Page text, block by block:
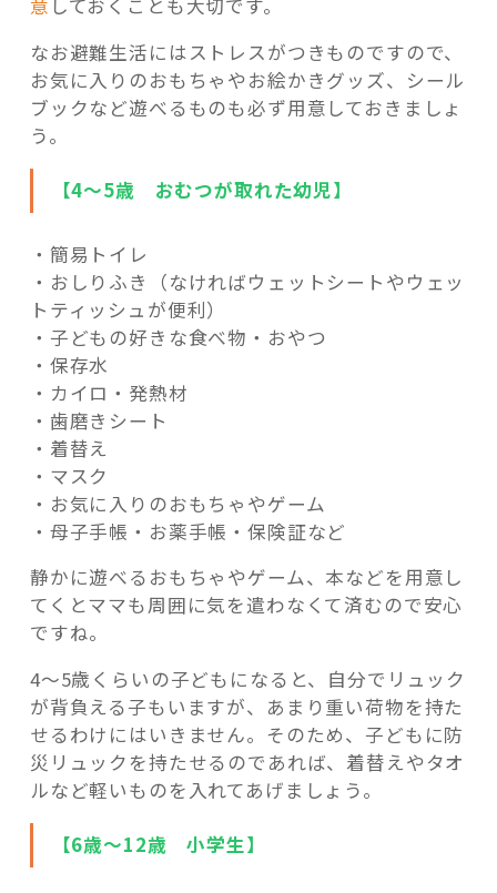
意 しておくことも大切です。
なお避難生活にはストレスがつきものですので、
お気に入りのおもちゃやお絵かきグッズ、シール
ブックなど遊べるものも必ず用意しておきましょ
う。
【4～5歳 おむつが取れた幼児】
・簡易トイレ
・おしりふき（なければウェットシートやウェッ
トティッシュが便利）
・子どもの好きな食べ物・おやつ
・保存水
・カイロ・発熱材
・歯磨きシート
・着替え
・マスク
・お気に入りのおもちゃやゲーム
・母子手帳・お薬手帳・保険証など
静かに遊べるおもちゃやゲーム、本などを用意し
てくとママも周囲に気を遣わなくて済むので安心
ですね。
4～5歳くらいの子どもになると、自分でリュック
が背負える子もいますが、あまり重い荷物を持た
せるわけにはいきません。そのため、子どもに防
災リュックを持たせるのであれば、着替えやタオ
ルなど軽いものを入れてあげましょう。
【6歳～12歳 小学生】